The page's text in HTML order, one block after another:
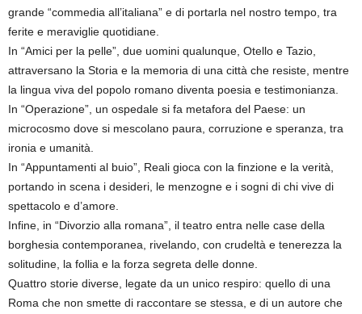
grande “commedia all’italiana” e di portarla nel nostro tempo, tra
ferite e meraviglie quotidiane.
In “Amici per la pelle”, due uomini qualunque, Otello e Tazio,
attraversano la Storia e la memoria di una città che resiste, mentre
la lingua viva del popolo romano diventa poesia e testimonianza.
In “Operazione”, un ospedale si fa metafora del Paese: un
microcosmo dove si mescolano paura, corruzione e speranza, tra
ironia e umanità.
In “Appuntamenti al buio”, Reali gioca con la finzione e la verità,
portando in scena i desideri, le menzogne e i sogni di chi vive di
spettacolo e d’amore.
Infine, in “Divorzio alla romana”, il teatro entra nelle case della
borghesia contemporanea, rivelando, con crudeltà e tenerezza la
solitudine, la follia e la forza segreta delle donne.
Quattro storie diverse, legate da un unico respiro: quello di una
Roma che non smette di raccontare se stessa, e di un autore che